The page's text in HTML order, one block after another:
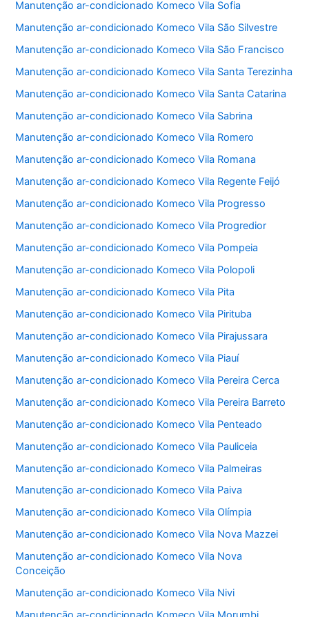
Manutenção ar-condicionado Komeco Vila Sofia
Manutenção ar-condicionado Komeco Vila São Silvestre
Manutenção ar-condicionado Komeco Vila São Francisco
Manutenção ar-condicionado Komeco Vila Santa Terezinha
Manutenção ar-condicionado Komeco Vila Santa Catarina
Manutenção ar-condicionado Komeco Vila Sabrina
Manutenção ar-condicionado Komeco Vila Romero
Manutenção ar-condicionado Komeco Vila Romana
Manutenção ar-condicionado Komeco Vila Regente Feijó
Manutenção ar-condicionado Komeco Vila Progresso
Manutenção ar-condicionado Komeco Vila Progredior
Manutenção ar-condicionado Komeco Vila Pompeia
Manutenção ar-condicionado Komeco Vila Polopoli
Manutenção ar-condicionado Komeco Vila Pita
Manutenção ar-condicionado Komeco Vila Pirituba
Manutenção ar-condicionado Komeco Vila Pirajussara
Manutenção ar-condicionado Komeco Vila Piauí
Manutenção ar-condicionado Komeco Vila Pereira Cerca
Manutenção ar-condicionado Komeco Vila Pereira Barreto
Manutenção ar-condicionado Komeco Vila Penteado
Manutenção ar-condicionado Komeco Vila Pauliceia
Manutenção ar-condicionado Komeco Vila Palmeiras
Manutenção ar-condicionado Komeco Vila Paiva
Manutenção ar-condicionado Komeco Vila Olímpia
Manutenção ar-condicionado Komeco Vila Nova Mazzei
Manutenção ar-condicionado Komeco Vila Nova
Conceição
Manutenção ar-condicionado Komeco Vila Nivi